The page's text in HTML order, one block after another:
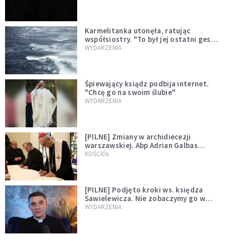
Karmelitanka utonęła, ratując
współsiostry. "To był jej ostatni gest
miłości"
WYDARZENIA
Śpiewający ksiądz podbija internet.
"Chcę go na swoim ślubie"
WYDARZENIA
[PILNE] Zmiany w archidiecezji
warszawskiej. Abp Adrian Galbas
wręczył dekrety nowym proboszczom
KOŚCIÓŁ
[PILNE] Podjęto kroki ws. księdza
Sawielewicza. Nie zobaczymy go w
mediach
WYDARZENIA